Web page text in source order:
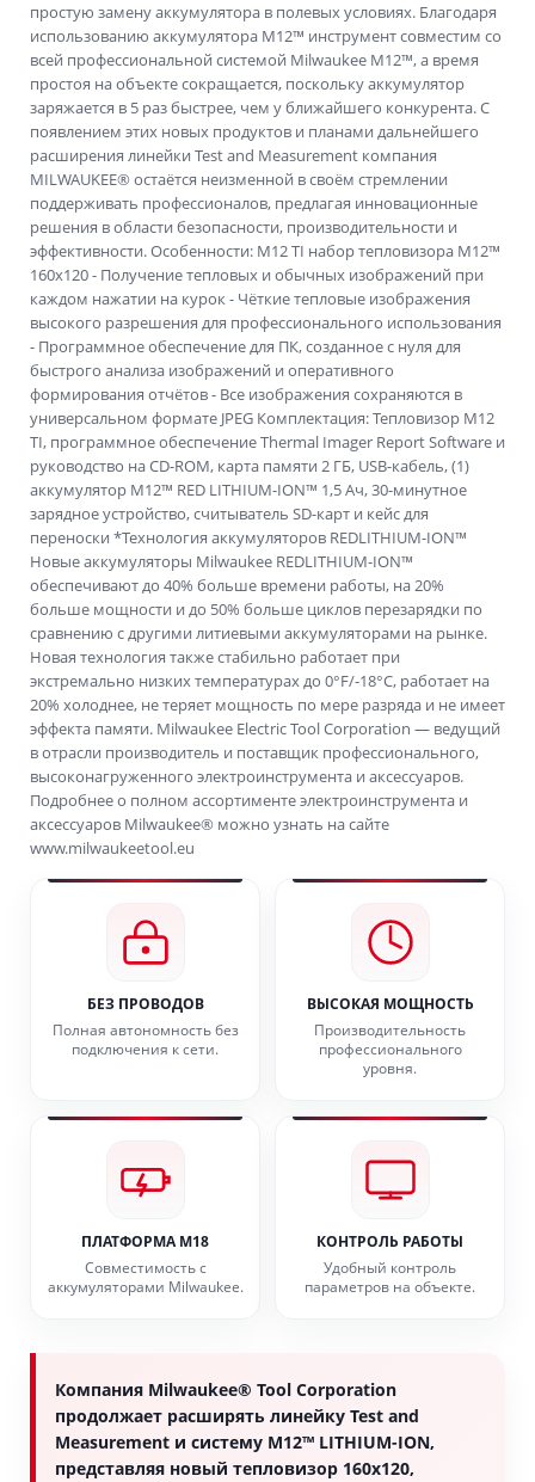
простую замену аккумулятора в полевых условиях. Благодаря
использованию аккумулятора M12™ инструмент совместим со
всей профессиональной системой Milwaukee M12™, а время
простоя на объекте сокращается, поскольку аккумулятор
заряжается в 5 раз быстрее, чем у ближайшего конкурента. С
появлением этих новых продуктов и планами дальнейшего
расширения линейки Test and Measurement компания
MILWAUKEE® остаётся неизменной в своём стремлении
поддерживать профессионалов, предлагая инновационные
решения в области безопасности, производительности и
эффективности. Особенности: M12 TI набор тепловизора M12™
160x120 - Получение тепловых и обычных изображений при
каждом нажатии на курок - Чёткие тепловые изображения
высокого разрешения для профессионального использования
- Программное обеспечение для ПК, созданное с нуля для
быстрого анализа изображений и оперативного
формирования отчётов - Все изображения сохраняются в
универсальном формате JPEG Комплектация: Тепловизор M12
TI, программное обеспечение Thermal Imager Report Software и
руководство на CD-ROM, карта памяти 2 ГБ, USB-кабель, (1)
аккумулятор M12™ RED LITHIUM-ION™ 1,5 Ач, 30-минутное
зарядное устройство, считыватель SD-карт и кейс для
переноски *Технология аккумуляторов REDLITHIUM-ION™
Новые аккумуляторы Milwaukee REDLITHIUM-ION™
обеспечивают до 40% больше времени работы, на 20%
больше мощности и до 50% больше циклов перезарядки по
сравнению с другими литиевыми аккумуляторами на рынке.
Новая технология также стабильно работает при
экстремально низких температурах до 0°F/-18°C, работает на
20% холоднее, не теряет мощность по мере разряда и не имеет
эффекта памяти. Milwaukee Electric Tool Corporation — ведущий
в отрасли производитель и поставщик профессионального,
высоконагруженного электроинструмента и аксессуаров.
Подробнее о полном ассортименте электроинструмента и
аксессуаров Milwaukee® можно узнать на сайте
www.milwaukeetool.eu
БЕЗ ПРОВОДОВ
Полная автономность без
подключения к сети.
ВЫСОКАЯ МОЩНОСТЬ
Производительность
профессионального
уровня.
ПЛАТФОРМА M18
Совместимость с
аккумуляторами Milwaukee.
КОНТРОЛЬ РАБОТЫ
Удобный контроль
параметров на объекте.
Компания Milwaukee® Tool Corporation
продолжает расширять линейку Test and
Measurement и систему M12™ LITHIUM-ION,
представляя новый тепловизор 160x120,